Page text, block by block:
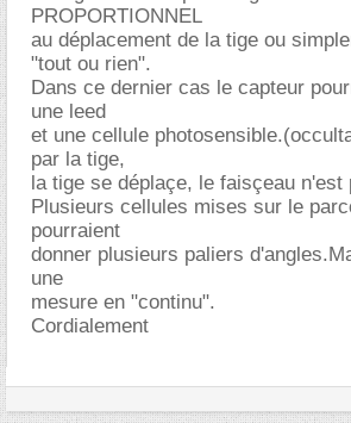
PROPORTIONNEL
au déplacement de la tige ou
"tout ou rien".
Dans ce dernier cas le capteur
une leed
et une cellule
par la tige,
la tige se déplaçe, le faisçeau n'est
Plusieurs cellules mises sur le
pourraient
donner plusieurs paliers
une
mesure en "continu".
Cordialement